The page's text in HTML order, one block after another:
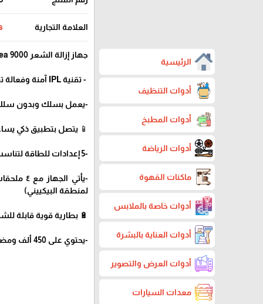
الرئيسية
أدوات التنظيف
أدوات المطبخ
أدوات الرياضة
ماكنات القهوة
أدوات خاصة بالملابس
أدوات العناية بالبشرة
أدوات العرض والتصوير
معدات السيارات
العلامة التجارية
جهاز إزالة الشعر Philips Lumea 9000
️ - تقنية IPL آمنة وفعالة تقلل من نمو الشعر بنسبة تصل إلى 92% خلال 3 جلسات فقط!
-يعمل بسلك وبدون سلك
📱 يتصل بتطبيق ذكي
-5 إعدادات للطاقة لتناسب جميع أنواع البشرة والشعر.
-يأتي
لمنطقة البيكييني)
🔋 بطارية قوية قابلة
-يحتوي على 450 ألف ومضة